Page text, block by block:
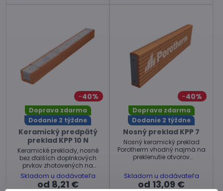
40%
Doprava zdarma
Dodanie 2 týždne
Keramický predpätý
preklad KPP 10 N
Keramické preklady, nosné
bez ďalších doplnkových
prvkov zhotovených na
stavbe. Vhodné najmä pre
obvodové steny.
Skladom u dodávateľa
od 8,21 €
40%
Doprava zdarma
Dodanie 2 týždne
Nosný preklad KPP 7
Nosný keramický preklad
Porotherm vhodný najmä na
preklenutie otvorov
Skladom u dodávateľa
od 13,09 €